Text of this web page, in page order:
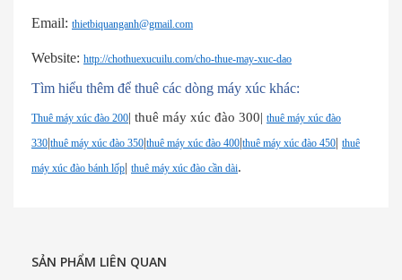
Email: thietbiquanganh@gmail.com
Website: http://chothuexucuilu.com/cho-thue-may-xuc-dao
Tìm hiểu thêm để thuê các dòng máy xúc khác:
Thuê máy xúc đào 200| thuê máy xúc đào 300| thuê máy xúc đào
330|thuê máy xúc đào 350|thuê máy xúc đào 400|thuê máy xúc đào 450| thuê
máy xúc đào bánh lốp| thuê máy xúc đào cần dài.
SẢN PHẨM LIÊN QUAN